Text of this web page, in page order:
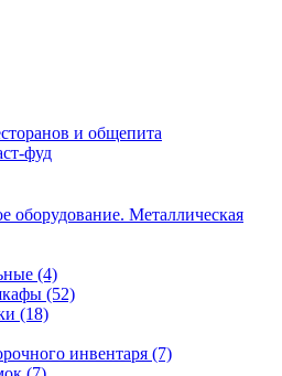
и общепита
фуд
оборудование. Металлическая
(4)
(52)
(18)
инвентаря (7)